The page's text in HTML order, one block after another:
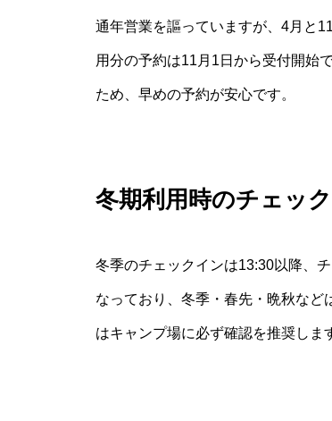
通年営業を謳っていますが、4月と
用分の予約は11月1日から受付開始
ため、早めの予約が安心です。
冬期利用時のチェッ
冬季のチェックインは13:30以降、
なっており、冬季・春先・晩秋など
はキャンプ場に必ず確認を推奨しま